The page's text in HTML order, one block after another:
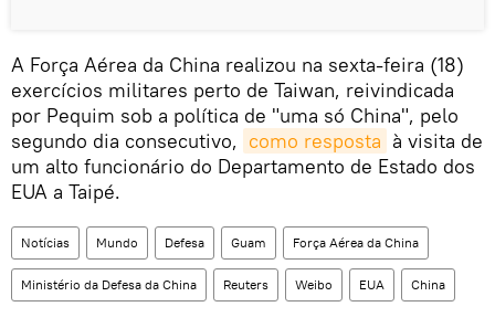
A Força Aérea da China realizou na sexta-feira (18)
exercícios militares perto de Taiwan, reivindicada
por Pequim sob a política de "uma só China", pelo
segundo dia consecutivo, como resposta à visita de
um alto funcionário do Departamento de Estado dos
EUA a Taipé.
Notícias Mundo Defesa Guam Força Aérea da China
Ministério da Defesa da China Reuters Weibo EUA China